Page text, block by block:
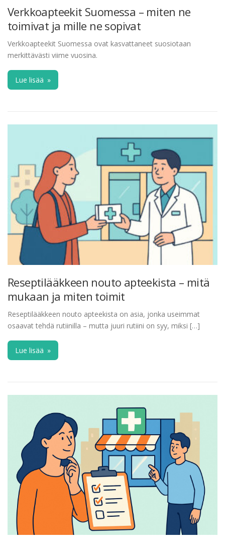
Verkkoapteekit Suomessa – miten ne
toimivat ja mille ne sopivat
Verkkoapteekit Suomessa ovat kasvattaneet suosiotaan
merkittävästi viime vuosina.
Lue lisää »
Reseptilääkkeen nouto apteekista – mitä
mukaan ja miten toimit
Reseptilääkkeen nouto apteekista on asia, jonka useimmat
osaavat tehdä rutiinilla – mutta juuri rutiini on syy, miksi […]
Lue lisää »